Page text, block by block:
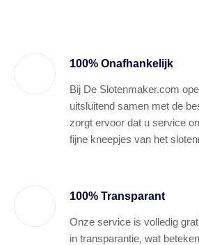
100% Onafhankelijk
Bij De Slotenmaker.com
uitsluitend samen met de
zorgt ervoor dat u service
fijne kneepjes van het
100% Transparant
Onze service is volledig
in transparantie, wat